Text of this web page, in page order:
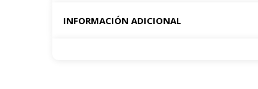
INFORMACIÓN ADICIONAL